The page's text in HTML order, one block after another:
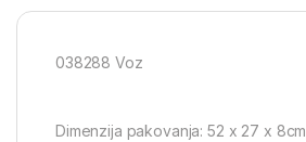
038288 Voz
Dimenzija pakovanja: 52 x 27 x 8cm